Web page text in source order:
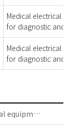
Medical electrical
for diagnostic and
Medical electrical
for diagnostic and
BS EN 60601-2-17:1996 - Medical electrical equipment. Particular requirements for safety. Specification for remote-controlled automatically-driven gamma-ray afterloading equipment.